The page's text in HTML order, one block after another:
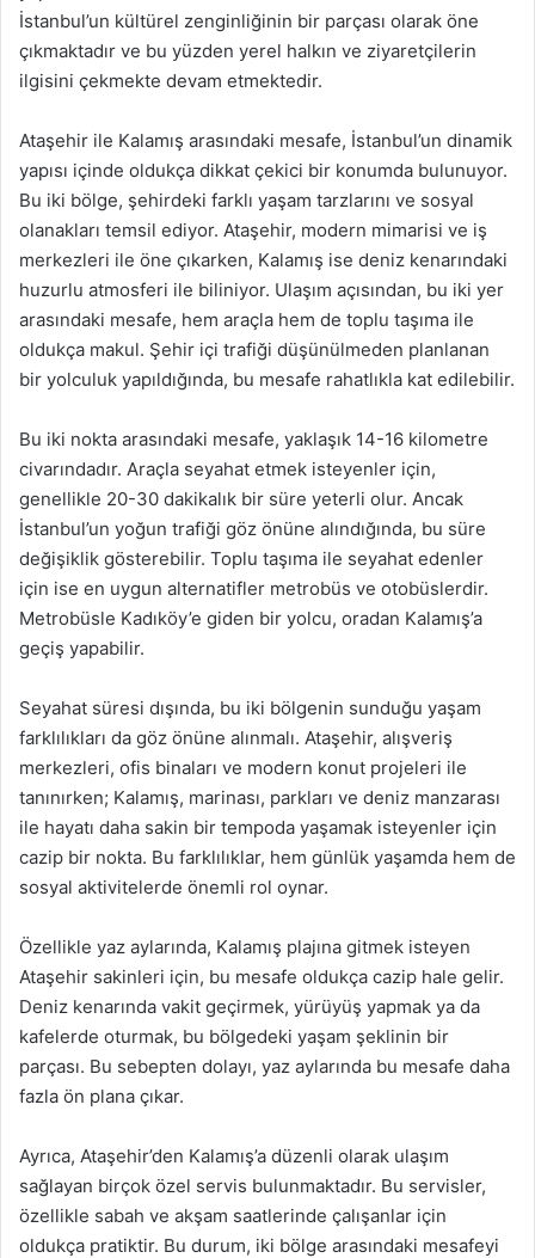
İstanbul’un kültürel zenginliğinin bir parçası olarak öne
çıkmaktadır ve bu yüzden yerel halkın ve ziyaretçilerin
ilgisini çekmekte devam etmektedir.
Ataşehir ile Kalamış arasındaki mesafe, İstanbul’un dinamik
yapısı içinde oldukça dikkat çekici bir konumda bulunuyor.
Bu iki bölge, şehirdeki farklı yaşam tarzlarını ve sosyal
olanakları temsil ediyor. Ataşehir, modern mimarisi ve iş
merkezleri ile öne çıkarken, Kalamış ise deniz kenarındaki
huzurlu atmosferi ile biliniyor. Ulaşım açısından, bu iki yer
arasındaki mesafe, hem araçla hem de toplu taşıma ile
oldukça makul. Şehir içi trafiği düşünülmeden planlanan
bir yolculuk yapıldığında, bu mesafe rahatlıkla kat edilebilir.
Bu iki nokta arasındaki mesafe, yaklaşık 14-16 kilometre
civarındadır. Araçla seyahat etmek isteyenler için,
genellikle 20-30 dakikalık bir süre yeterli olur. Ancak
İstanbul’un yoğun trafiği göz önüne alındığında, bu süre
değişiklik gösterebilir. Toplu taşıma ile seyahat edenler
için ise en uygun alternatifler metrobüs ve otobüslerdir.
Metrobüsle Kadıköy’e giden bir yolcu, oradan Kalamış’a
geçiş yapabilir.
Seyahat süresi dışında, bu iki bölgenin sunduğu yaşam
farklılıkları da göz önüne alınmalı. Ataşehir, alışveriş
merkezleri, ofis binaları ve modern konut projeleri ile
tanınırken; Kalamış, marinası, parkları ve deniz manzarası
ile hayatı daha sakin bir tempoda yaşamak isteyenler için
cazip bir nokta. Bu farklılıklar, hem günlük yaşamda hem de
sosyal aktivitelerde önemli rol oynar.
Özellikle yaz aylarında, Kalamış plajına gitmek isteyen
Ataşehir sakinleri için, bu mesafe oldukça cazip hale gelir.
Deniz kenarında vakit geçirmek, yürüyüş yapmak ya da
kafelerde oturmak, bu bölgedeki yaşam şeklinin bir
parçası. Bu sebepten dolayı, yaz aylarında bu mesafe daha
fazla ön plana çıkar.
Ayrıca, Ataşehir’den Kalamış’a düzenli olarak ulaşım
sağlayan birçok özel servis bulunmaktadır. Bu servisler,
özellikle sabah ve akşam saatlerinde çalışanlar için
oldukça pratiktir. Bu durum, iki bölge arasındaki mesafeyi